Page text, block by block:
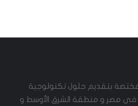
بتقديم حلول تكنولوجية
في مصر و منطقة الشرق الأوسط و